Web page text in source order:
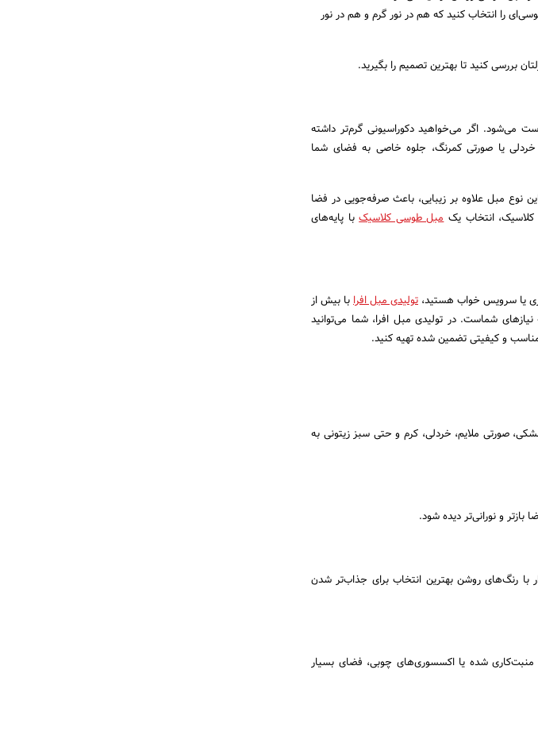
را انتخاب کنید که هم در نور گرم و هم در نور
بررسی کنید تا بهترین تصمیم را بگیرید.
می‌شود. اگر می‌خواهید دکوراسیونی گرم‌تر داشته
خردلی یا صورتی کمرنگ، جلوه خاصی به فضای شما
مبل علاوه بر زیبایی، باعث صرفه‌جویی در فضا
کلاسیک، انتخاب یکمبل طوسی کلاسیکبا پایه‌های
یا سرویس خواب هستید، تولیدی مبل افرابا بیش از
شماست. در تولیدی مبل افرا، شما می‌توانید
و کیفیتی تضمین شده تهیه کنید.
صورتی ملایم، خردلی، کرم و حتی سبز زیتونی به
و نورانی‌تر دیده شود.
رنگ‌های روشن بهترین انتخاب برای جذاب‌تر شدن
منبت‌کاری شده یا اکسسوری‌های چوبی، فضای بسیار